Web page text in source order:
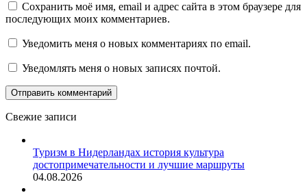
Сохранить моё имя, email и адрес сайта в этом браузере для
последующих моих комментариев.
Уведомить меня о новых комментариях по email.
Уведомлять меня о новых записях почтой.
Свежие записи
Туризм в Нидерландах история культура
достопримечательности и лучшие маршруты
04.08.2026